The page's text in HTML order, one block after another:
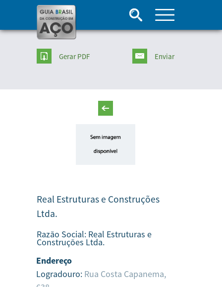
Gerar PDF Enviar
Real Estruturas e Construções
Ltda.
Razão Social: Real Estruturas e
Construções Ltda.
Endereço
Logradouro: Rua Costa Capanema,